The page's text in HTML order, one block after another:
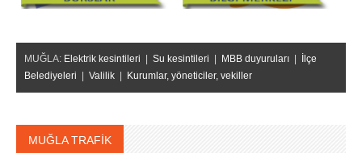
MUĞLA: Elektrik kesintileri | Su kesintileri | MBB duyuruları | İlçe
Belediyeleri | Valilik | Kurumlar, yöneticiler, vekiller
MUĞLA TRAFİK